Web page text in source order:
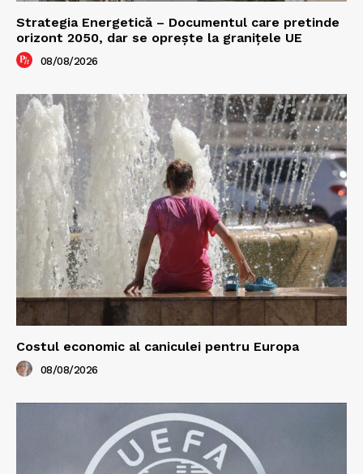
Strategia Energetică – Documentul care pretinde
orizont 2050, dar se oprește la granițele UE
08/08/2026
Costul economic al caniculei pentru Europa
08/08/2026